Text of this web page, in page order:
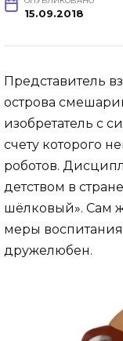
15.09.2018
Представитель
острова
изобретатель с
счету которого
роботов.
детством в
шёлковый». Сам
меры
дружелюбен.